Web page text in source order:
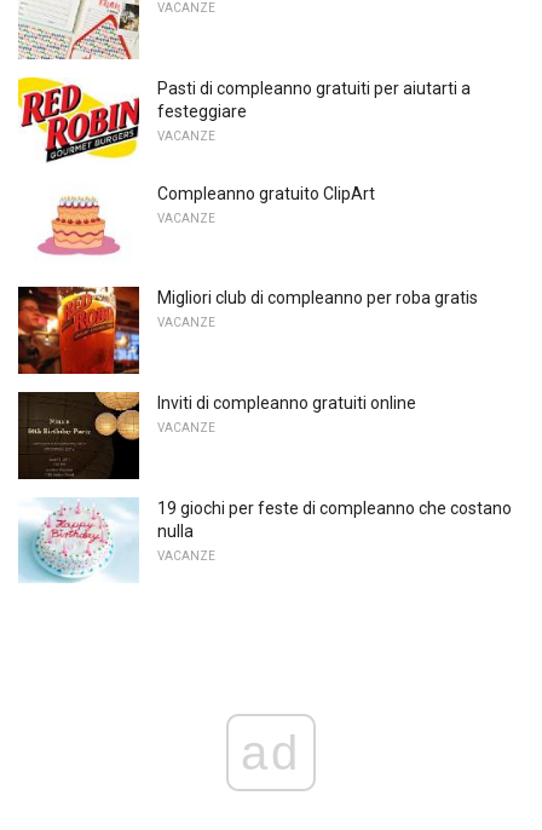
VACANZE
Pasti di compleanno gratuiti per aiutarti a
festeggiare
VACANZE
Compleanno gratuito ClipArt
VACANZE
Migliori club di compleanno per roba gratis
VACANZE
Inviti di compleanno gratuiti online
VACANZE
19 giochi per feste di compleanno che costano
nulla
VACANZE
ad